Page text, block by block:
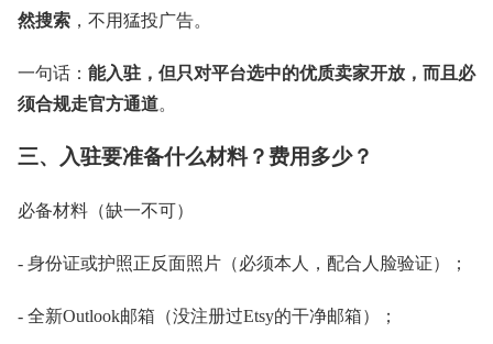
然搜索 ，不用猛投广告。
一句话： 能入驻，但只对平台选中的优质卖家开放，而且必
须合规走官方通道。
三、入驻要准备什么材料？费用多少？
必备材料（缺一不可）
- 身份证或护照正反面照片（必须本人，配合人脸验证）；
- 全新Outlook邮箱（没注册过Etsy的干净邮箱）；